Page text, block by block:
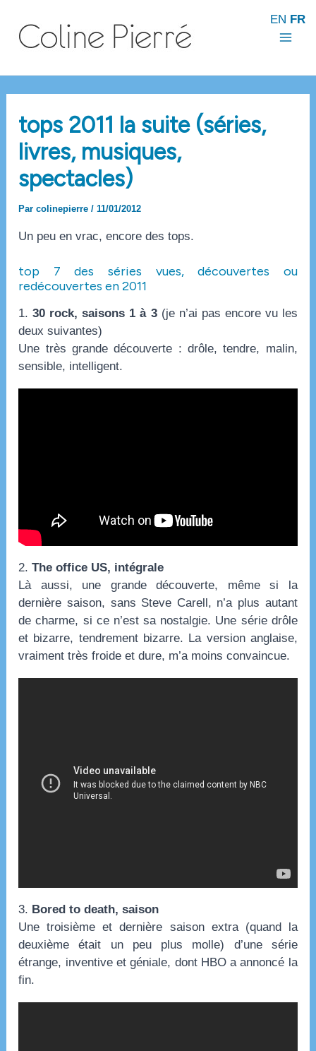
contenu
tops 2011 la suite (séries,
livres, musiques,
spectacles)
Parcolinepierre/11/01/2012
Un peu en vrac, encore des tops.
top 7 des séries vues, découvertes ou
redécouvertes en 2011
1.30 rock, saisons 1 à 3 (je n’ai pas encore vu les
deux suivantes)
Une très grande découverte : drôle, tendre, malin,
sensible, intelligent.
2.The office US, intégrale
Là aussi, une grande découverte, même si la
dernière saison, sans Steve Carell, n’a plus autant
de charme, si ce n’est sa nostalgie. Une série drôle
et bizarre, tendrement bizarre. La version anglaise,
vraiment très froide et dure, m’a moins convaincue.
3. Bored to death, saison
Une troisième et dernière saison extra (quand la
deuxième était un peu plus molle) d’une série
étrange, inventive et géniale, dont HBO a annoncé la
fin.
EN FR